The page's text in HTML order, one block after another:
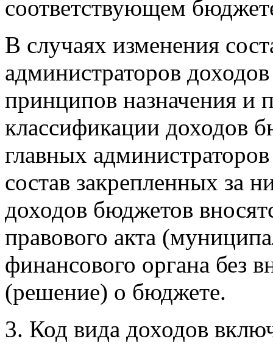
соответствующем
В случаях изменения
администраторов
принципов назначения и
классификации доходов
главных
состав закрепленных за
доходов бюджетов
правового акта
финансового органа без
(решение) о бюджете.
3. Код вида доходов